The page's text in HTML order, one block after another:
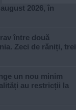
2026, în
între două
Zeci de răniți, trei
un nou minim
au restricții la